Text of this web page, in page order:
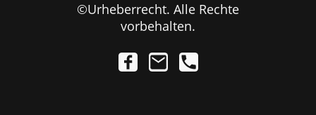
©Urheberrecht. Alle Rechte
vorbehalten.